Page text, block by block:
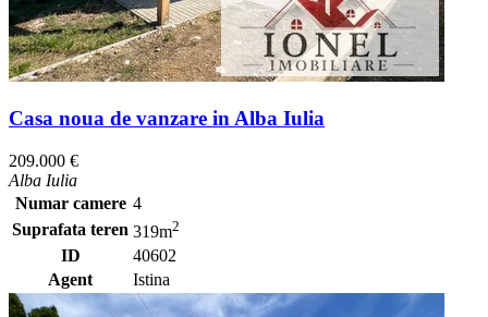
Casa noua de vanzare in Alba Iulia
209.000 €
Alba Iulia
Numar camere 4
Suprafata teren 319m2
ID
40602
Agent
Istina